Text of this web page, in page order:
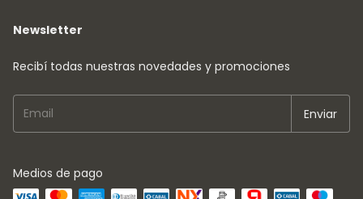
Newsletter
Recibí todas nuestras novedades y promociones
Medios de pago